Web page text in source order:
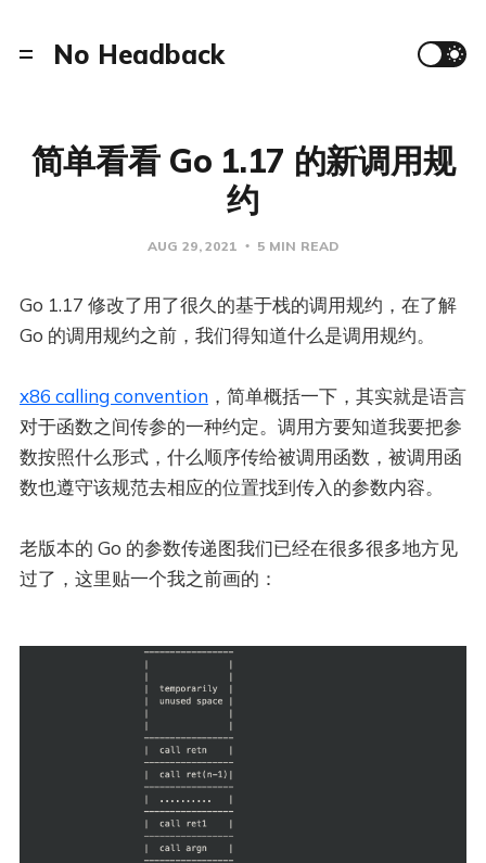
No Headback
简单看看 Go 1.17 的新调用规
约
AUG 29, 2021 5 MIN READ
Go 1.17 修改了用了很久的基于栈的调用规约，在了解
Go 的调用规约之前，我们得知道什么是调用规约。
x86 calling convention，简单概括一下，其实就是语言
对于函数之间传参的一种约定。调用方要知道我要把参
数按照什么形式，什么顺序传给被调用函数，被调用函
数也遵守该规范去相应的位置找到传入的参数内容。
老版本的 Go 的参数传递图我们已经在很多很多地方见
过了，这里贴一个我之前画的：